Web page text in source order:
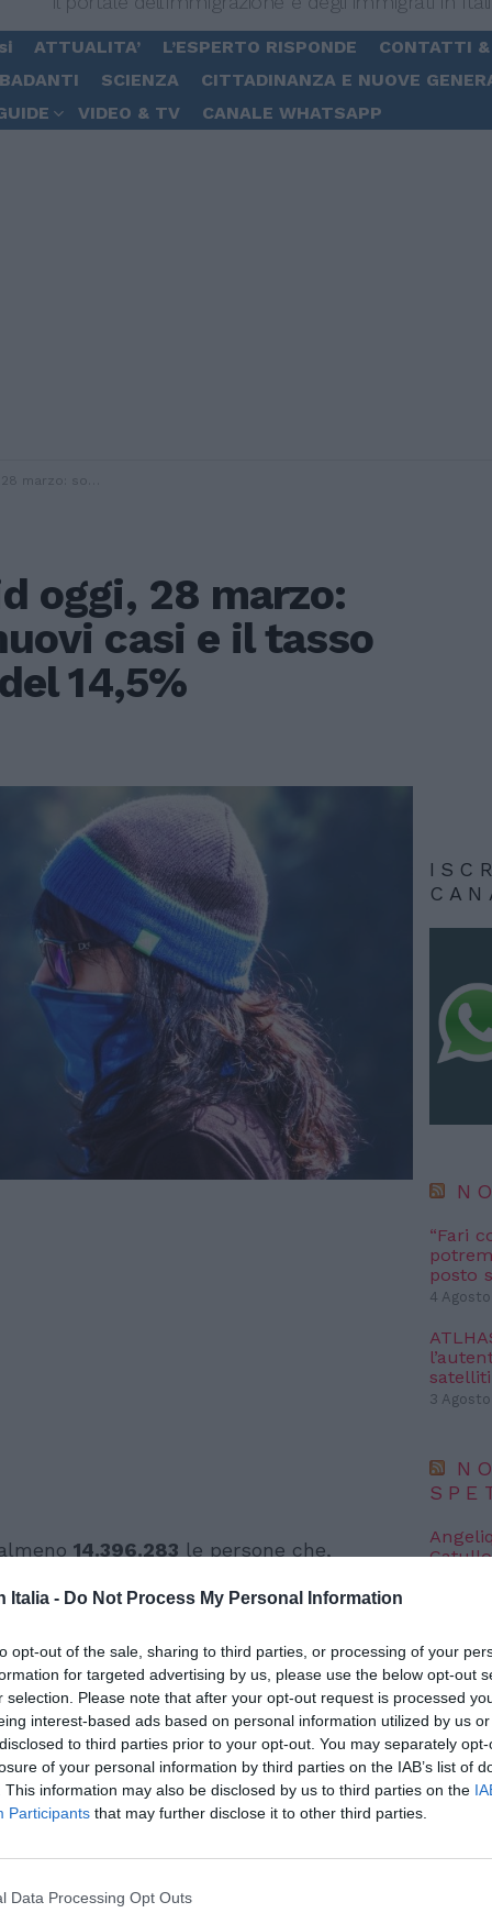
Italia - Do Not Process My Personal Information
opt-out of the sale, sharing to third parties, or processing of your
for targeted advertising by us, please use the below opt-out
selection. Please note that after your opt-out request is processed
interest-based ads based on personal information utilized by us
to third parties prior to your opt-out. You may separately
of your personal information by third parties on the IAB’s list of
This information may also be disclosed by us to third parties on the
Participants that may further disclose it to other third parties.
Data Processing Opt Outs
ATTUALITA’ L’ESPERTO RISPONDE
CONTATTI
SCIENZA
CITTADINANZA E NUOVE
VIDEO & TV CANALE WHATSAPP
il tasso di positività è del 14,5%
oggi, 28 marzo:
casi e il tasso
14,5%
14.396.283 le persone che,
contratto il coronavirus in Italia. Secondo
covid di oggi, 28 marzo 2022
59.555. Da febbraio 2020, inoltre, le
solamente nelle ultime 24 ore. I guariti o
40.300. In totale, da quando è scoppiata
. Gli attuali positivi, infine, sono in
rispetto a ieri.
“Fari
posto
4
satelliti
3
con i
4